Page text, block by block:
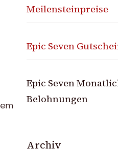
Meilensteinpreise
Epic Seven
Epic Seven
Belohnungen
Archiv